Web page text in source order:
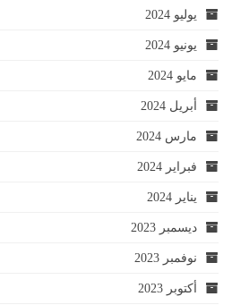
يوليو 2024
يونيو 2024
مايو 2024
أبريل 2024
مارس 2024
فبراير 2024
يناير 2024
ديسمبر 2023
نوفمبر 2023
أكتوبر 2023